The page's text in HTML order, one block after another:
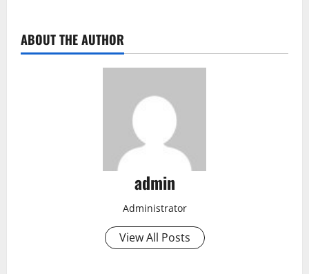
ABOUT THE AUTHOR
admin
Administrator
View All Posts